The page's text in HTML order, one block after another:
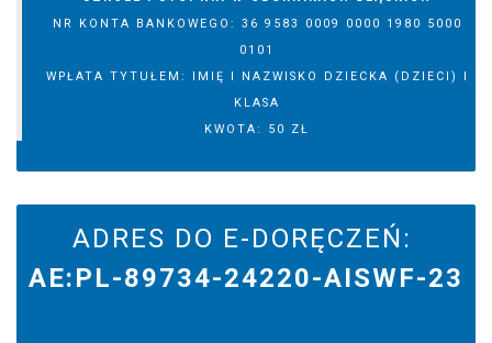
NR KONTA BANKOWEGO: 36 9583 0009 0000 1980 5000
0101
WPŁATA TYTUŁEM: IMIĘ I NAZWISKO DZIECKA (DZIECI) I
KLASA
KWOTA: 50 ZŁ
ADRES DO E-DORĘCZEŃ:
AE:PL-89734-24220-AISWF-23